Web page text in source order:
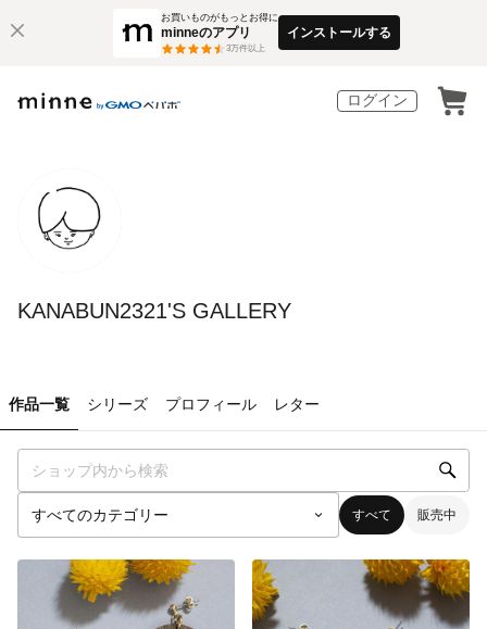
お買いものがもっとお得に
minneのアプリ
3万件以上
インストールする
ログイン
KANABUN2321'S GALLERY
作品一覧 シリーズ プロフィール レター
すべて 販売中